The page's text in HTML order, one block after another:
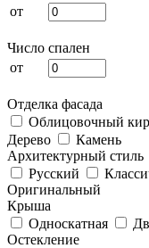
от
Число спален
от
Отделка фасада
Облицовочный
Дерево
Камень
Архитектурный стиль
Русский
Оригинальный
Крыша
Односкатная
Остекление